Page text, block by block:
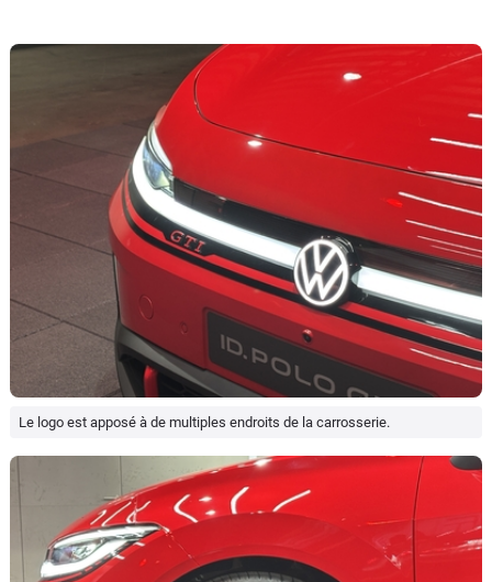
Le logo est apposé à de multiples endroits de la carrosserie.